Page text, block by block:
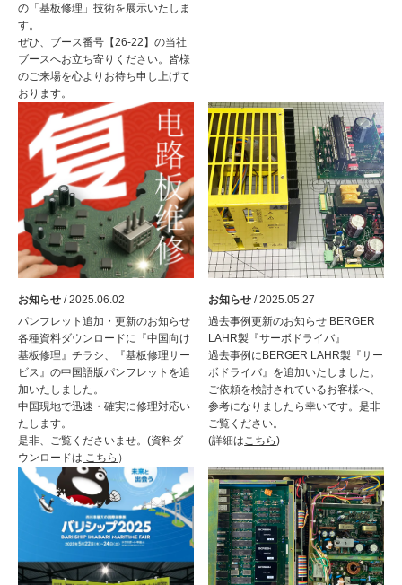
の「基板修理」技術を展示いたしま
す。
ぜひ、ブース番号【26-22】の当社
ブースへお立ち寄りください。皆様
のご来場を心よりお待ち申し上げて
おります。
お知らせ / 2025.06.02
パンフレット追加・更新のお知らせ
各種資料ダウンロードに『中国向け
基板修理』チラシ、『基板修理サー
ビス』の中国語版パンフレットを追
加いたしました。
中国現地で迅速・確実に修理対応い
たします。
是非、ご覧くださいませ。(資料ダ
ウンロードは こちら ）
お知らせ / 2025.05.27
過去事例更新のお知らせ BERGER
LAHR製『サーボドライバ』
過去事例にBERGER LAHR製『サー
ボドライバ』を追加いたしました。
ご依頼を検討されているお客様へ、
参考になりましたら幸いです。是非
ご覧ください。
(詳細は こちら)